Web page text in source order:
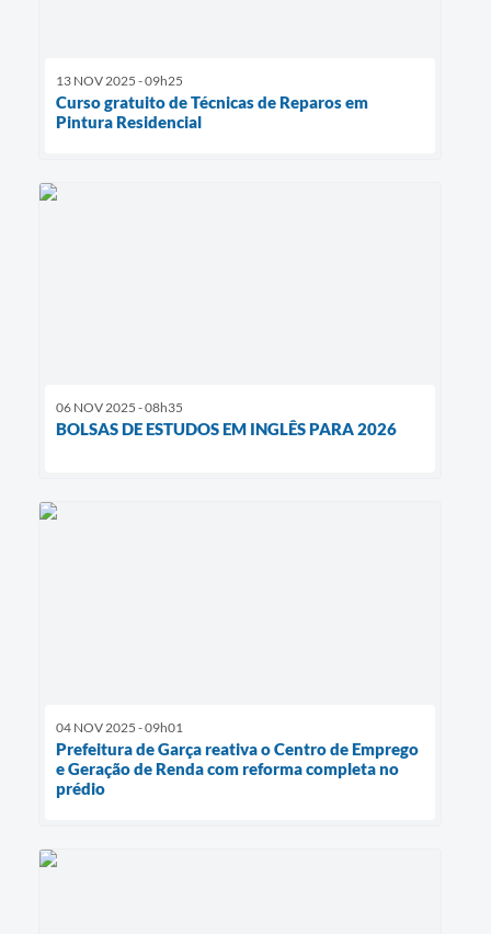
13 NOV 2025 - 09h25
Curso gratuito de Técnicas de Reparos em
Pintura Residencial
06 NOV 2025 - 08h35
BOLSAS DE ESTUDOS EM INGLÊS PARA 2026
04 NOV 2025 - 09h01
Prefeitura de Garça reativa o Centro de Emprego
e Geração de Renda com reforma completa no
prédio